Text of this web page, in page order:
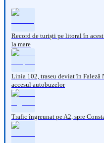
Record de turiști pe litoral în
la mare
Linia 102, traseu deviat în Faleză
accesul autobuzelor
Trafic îngreunat pe A2, spre